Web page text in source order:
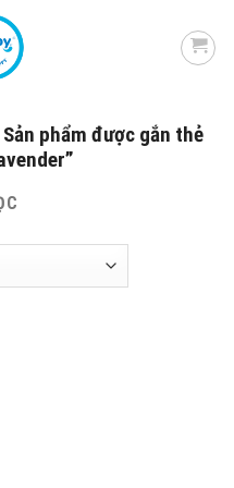
Sản phẩm được gắn thẻ